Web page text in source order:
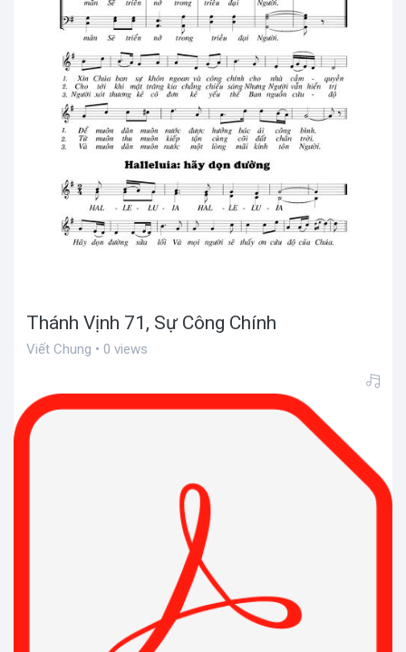
Thánh Vịnh 71, Sự Công Chính
Viết Chung • 0 views